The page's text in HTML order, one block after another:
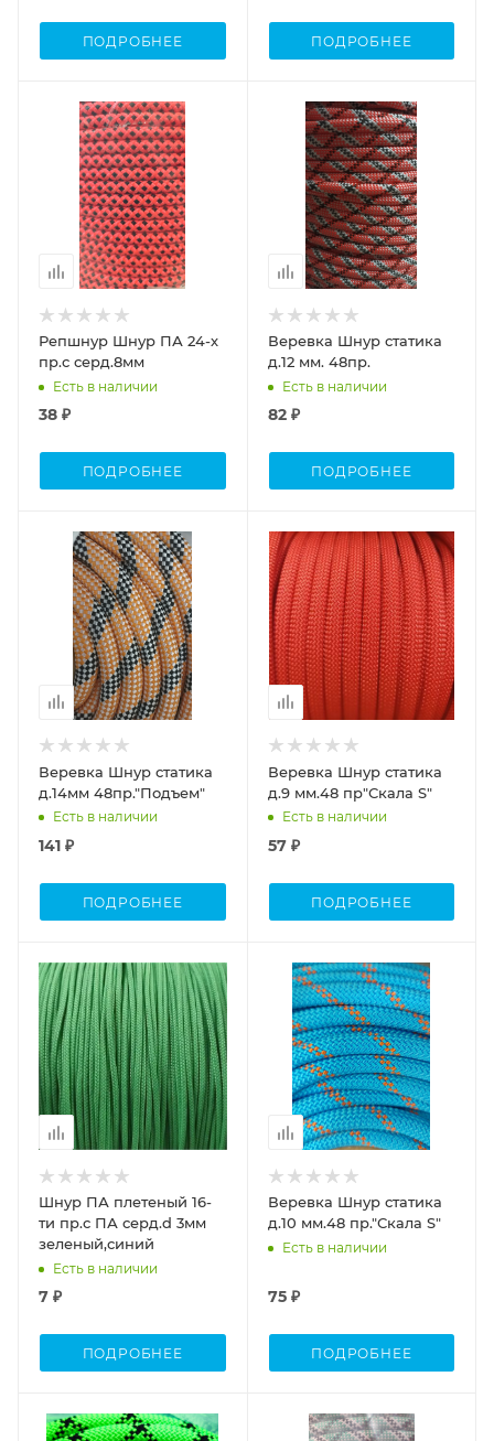
ПОДРОБНЕЕ ПОДРОБНЕЕ
Репшнур Шнур ПА 24-х
пр.с серд.8мм
Есть в наличии
38 ₽
ПОДРОБНЕЕ
Веревка Шнур статика
д.12 мм. 48пр.
Есть в наличии
82 ₽
ПОДРОБНЕЕ
Веревка Шнур статика
д.14мм 48пр."Подъем"
Есть в наличии
141 ₽
ПОДРОБНЕЕ
Веревка Шнур статика
д.9 мм.48 пр"Скала S"
Есть в наличии
57 ₽
ПОДРОБНЕЕ
Шнур ПА плетеный 16-
ти пр.с ПА серд.d 3мм
зеленый,синий
Есть в наличии
7 ₽
ПОДРОБНЕЕ
Веревка Шнур статика
д.10 мм.48 пр."Скала S"
Есть в наличии
75 ₽
ПОДРОБНЕЕ